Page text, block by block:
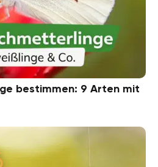
bestimmen: 9 Arten mit